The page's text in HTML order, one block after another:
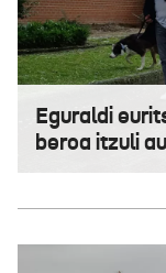
Eguraldi
beroa itzuli